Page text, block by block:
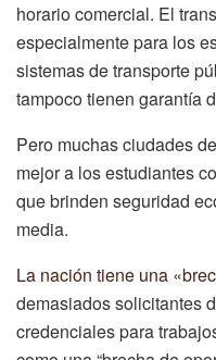
horario comercial. El
especialmente para los
sistemas de transporte
tampoco tienen garantía
Pero muchas ciudades
mejor a los estudiantes
que brinden seguridad
media.
La nación tiene una
demasiados solicitantes
credenciales para